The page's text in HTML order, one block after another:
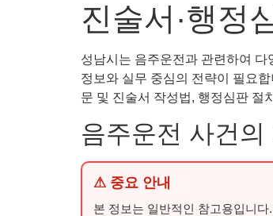
진술서·행정
성남시는 음주운전과 관련하여
정보와 실무 중심의 전략이 필요
문 및 진술서 작성법, 행정심판 절
음주운전 사건의
⚠ 중요 안내
본 정보는 일반적인 참고용입니